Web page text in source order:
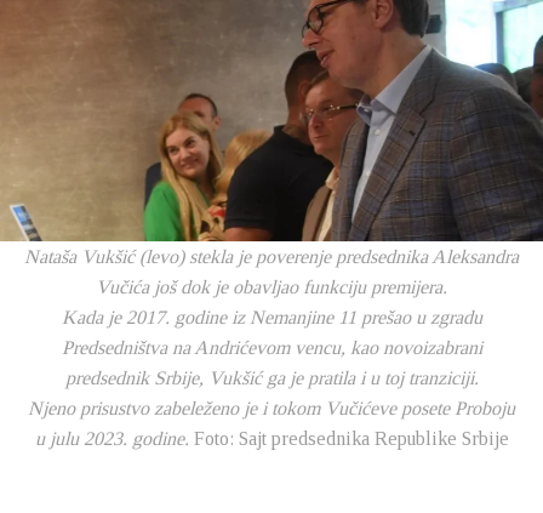
Nataša Vukšić (levo) stekla je poverenje predsednika Aleksandra
Vučića još dok je obavljao funkciju premijera.
Kada je 2017. godine iz Nemanjine 11 prešao u zgradu
Predsedništva na Andrićevom vencu, kao novoizabrani
predsednik Srbije, Vukšić ga je pratila i u toj tranziciji.
Njeno prisustvo zabeleženo je i tokom Vučićeve posete Proboju
u julu 2023. godine. Foto: Sajt predsednika Republike Srbije